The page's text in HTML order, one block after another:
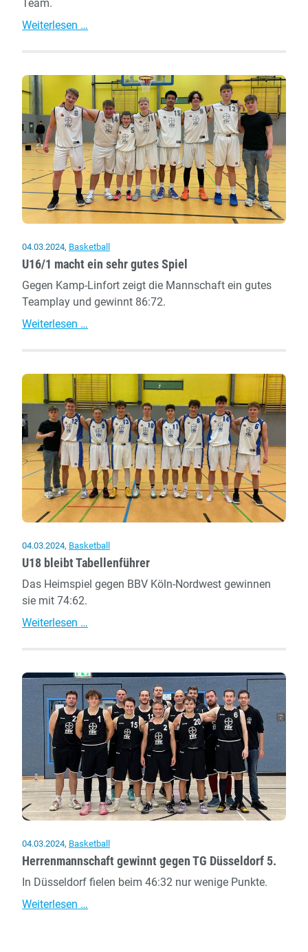
Team.
Weiterlesen …
in
Barmen
04.03.2024, Basketball
U16/1 macht ein sehr gutes Spiel
Gegen Kamp-Linfort zeigt die Mannschaft ein gutes
Teamplay und gewinnt 86:72.
Weiterlesen …
sehr
gutes
Spiel
04.03.2024, Basketball
U18 bleibt Tabellenführer
Das Heimspiel gegen BBV Köln-Nordwest gewinnen
sie mit 74:62.
Weiterlesen …
04.03.2024, Basketball
Herrenmannschaft gewinnt gegen TG Düsseldorf 5.
In Düsseldorf fielen beim 46:32 nur wenige Punkte.
Weiterlesen …